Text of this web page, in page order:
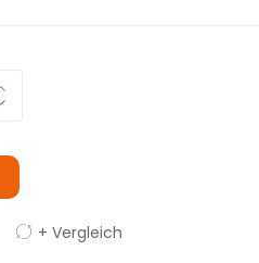
+ Vergleich